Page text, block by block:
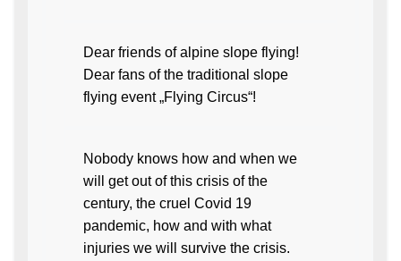
Dear friends of alpine slope flying!
Dear fans of the traditional slope
flying event „Flying Circus“!
Nobody knows how and when we
will get out of this crisis of the
century, the cruel Covid 19
pandemic, how and with what
injuries we will survive the crisis.